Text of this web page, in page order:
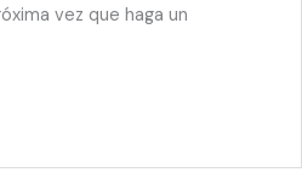
vez que haga un